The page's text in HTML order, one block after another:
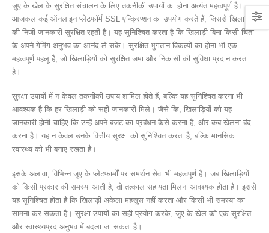
जुए के खेल के सुरक्षित संचालन के लिए तकनीकी उपायों का होना अत्यंत महत्वपूर्ण है।
आजकल कई ऑनलाइन प्लेटफॉर्म SSL एन्क्रिप्शन का उपयोग करते हैं, जिससे खिलाड़ियों
की निजी जानकारी सुरक्षित रहती है। यह सुनिश्चित करता है कि खिलाड़ी बिना किसी चिंता
के अपने गेमिंग अनुभव का आनंद ले सकें। सुरक्षित भुगतान विकल्पों का होना भी एक
महत्वपूर्ण पहलू है, जो खिलाड़ियों को सुरक्षित जमा और निकासी की सुविधा प्रदान करता
है।
सुरक्षा उपायों में न केवल तकनीकी उपाय शामिल होते हैं, बल्कि यह सुनिश्चित करना भी
आवश्यक है कि हर खिलाड़ी को सही जानकारी मिले। जैसे कि, खिलाड़ियों को यह
जानकारी होनी चाहिए कि उन्हें अपने बजट का प्रबंधन कैसे करना है, और कब खेलना बंद
करना है। यह न केवल उनके वित्तीय सुरक्षा को सुनिश्चित करता है, बल्कि मानसिक
स्वास्थ्य को भी बनाए रखता है।
इसके अलावा, विभिन्न जुए के प्लेटफार्मों पर समर्थन सेवा भी महत्वपूर्ण है। जब खिलाड़ियों
को किसी प्रकार की समस्या आती है, तो तत्काल सहायता मिलना आवश्यक होता है। इससे
यह सुनिश्चित होता है कि खिलाड़ी अकेला महसूस नहीं करता और किसी भी समस्या का
सामना कर सकता है। सुरक्षा उपायों का सही प्रयोग करके, जुए के खेल को एक सुरक्षित
और स्वास्थ्यप्रद अनुभव में बदला जा सकता है।